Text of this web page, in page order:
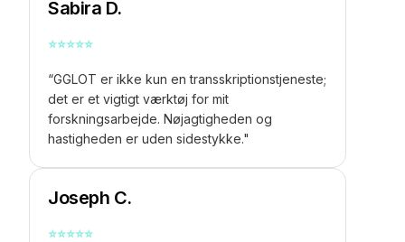
Sabira D.
⭐⭐⭐⭐⭐
“GGLOT er ikke kun en transskriptionstjeneste;
det er et vigtigt værktøj for mit
forskningsarbejde. Nøjagtigheden og
hastigheden er uden sidestykke."
Joseph C.
⭐⭐⭐⭐⭐